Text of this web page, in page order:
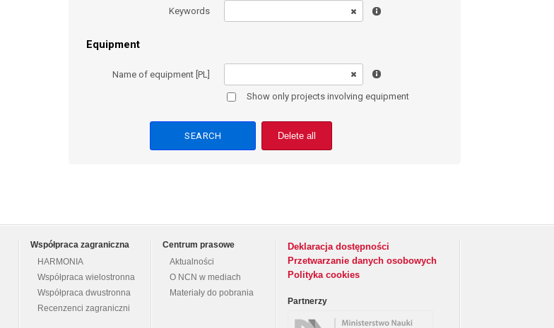
Keywords
Equipment
Name of equipment [PL]
Show only projects involving equipment
Delete all
Współpraca zagraniczna
HARMONIA
Współpraca wielostronna
Współpraca dwustronna
Recenzenci zagraniczni
Centrum prasowe
Aktualności
O NCN w mediach
Materiały do pobrania
Deklaracja dostępności
Przetwarzanie danych osobowych
Polityka cookies
Partnerzy